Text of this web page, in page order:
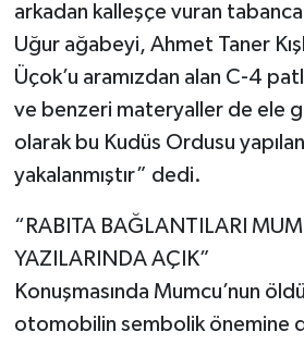
arkadan kalleşçe vuran
Uğur ağabeyi, Ahmet Taner
Üçok’u aramızdan alan C-4
ve benzeri materyaller de ele
olarak bu Kudüs Ordusu
yakalanmıştır” dedi.
“RABITA BAĞLANTILARI
YAZILARINDA AÇIK”
Konuşmasında Mumcu’nun
otomobilin sembolik önemine